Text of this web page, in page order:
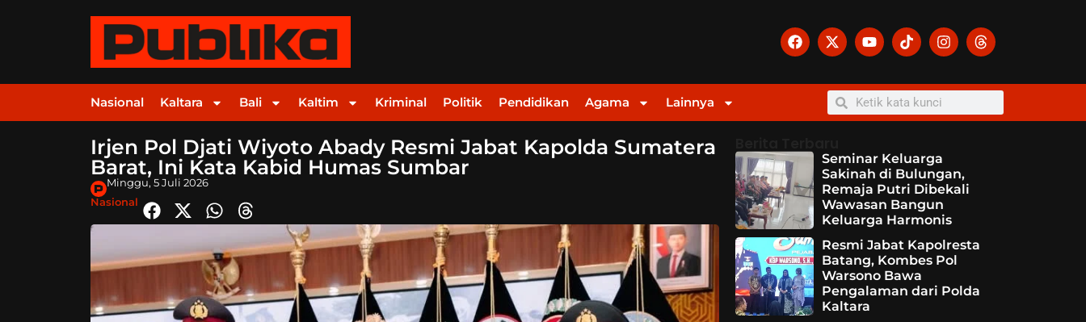
Nasional Kaltara Bali Kaltim Kriminal Politik Pendidikan Agama Lainnya
Irjen Pol Djati Wiyoto Abady Resmi Jabat Kapolda Sumatera
Barat, Ini Kata Kabid Humas Sumbar
Minggu, 5 Juli 2026
Nasional
Seminar Keluarga
Sakinah di Bulungan,
Remaja Putri Dibekali
Wawasan Bangun
Keluarga Harmonis
Resmi Jabat Kapolresta
Batang, Kombes Pol
Warsono Bawa
Pengalaman dari Polda
Kaltara